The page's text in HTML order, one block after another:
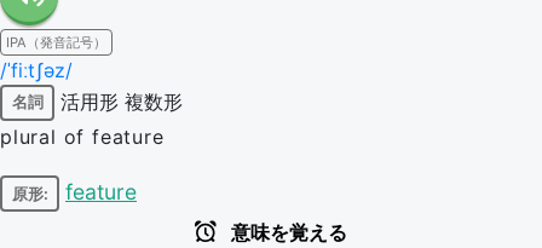
IPA（発音記号）
/ˈfiːtʃəz/
名詞 活用形 複数形
plural of feature
原形: feature
意味を覚える